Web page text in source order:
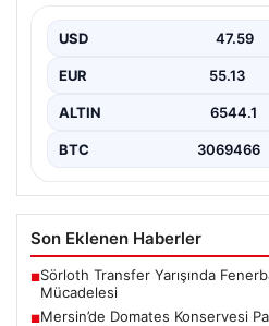
Mersin'de yaşanan korkutucu
USD 47.59
EUR 55.13
ALTIN 6544.1
BTC 3069466
Son Eklenen Haberler
■Sörloth Transfer Yarışında
Mücadelesi
■Mersin’de Domates Konservesi